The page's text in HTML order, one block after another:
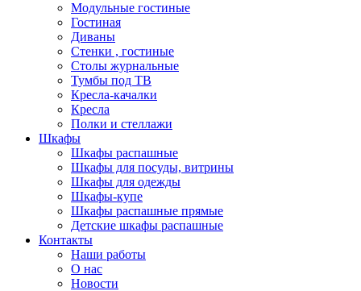
Модульные гостиные
Гостиная
Диваны
Стенки , гостиные
Столы журнальные
Тумбы под ТВ
Кресла-качалки
Кресла
Полки и стеллажи
Шкафы
Шкафы распашные
Шкафы для посуды, витрины
Шкафы для одежды
Шкафы-купе
Шкафы распашные прямые
Детские шкафы распашные
Контакты
Наши работы
О нас
Новости